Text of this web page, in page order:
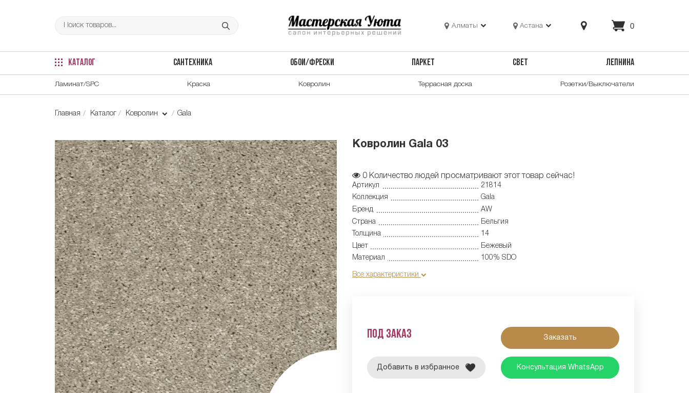
Алматы Астана 0
КАТАЛОГ САНТЕХНИКА ОБОИ/ФРЕСКИ ПАРКЕТ СВЕТ ЛЕПНИНА
Ламинат/SPC Краска Ковролин Террасная доска Розетки/Выключатели
Главная Каталог Ковролин Gala
Ковролин Gala 03
0 Количество людей просматривают этот товар сейчас!
Артикул
21814
Коллекция
Gala
Бренд
AW
Страна
Бельгия
Толщина
14
Цвет
Бежевый
Материал
100% SDO
Все характеристики
Под заказ Заказать
Добавить в избранное Консультация WhatsApp